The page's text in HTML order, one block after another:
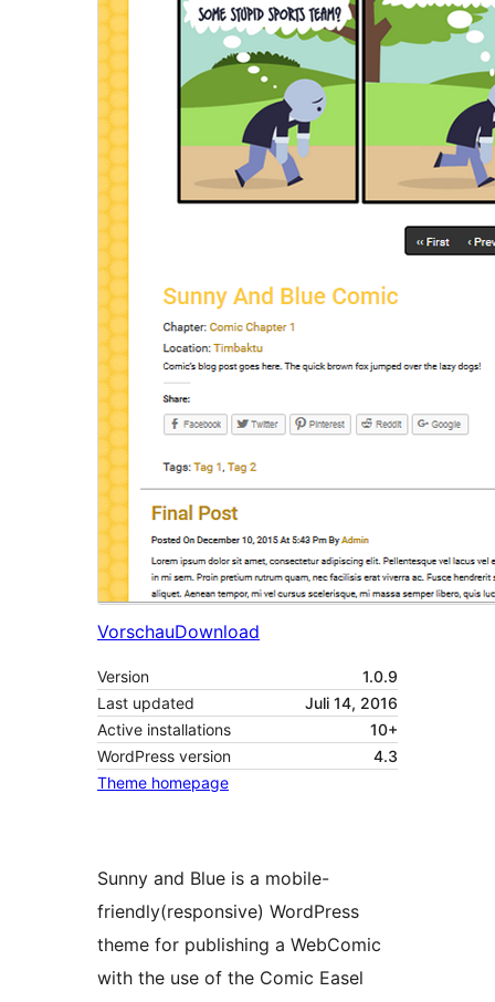
VorschauDownload
Version
1.0.9
Last updated
Juli 14, 2016
Active installations
10+
WordPress version
4.3
Theme homepage
Sunny and Blue is a mobile-
friendly(responsive) WordPress
theme for publishing a WebComic
with the use of the Comic Easel